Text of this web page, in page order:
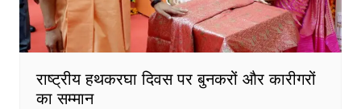
राष्ट्रीय हथकरघा दिवस पर बुनकरों और कारीगरों
का सम्मान